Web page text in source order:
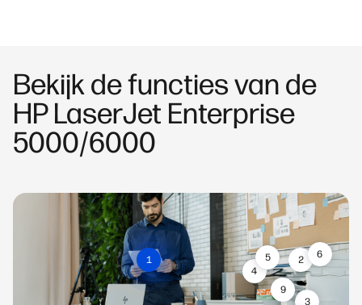
Bekijk de functies van de
HP LaserJet Enterprise
5000/6000
1 2
3
4
5 6
9